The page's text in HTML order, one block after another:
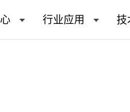
行业应用 技